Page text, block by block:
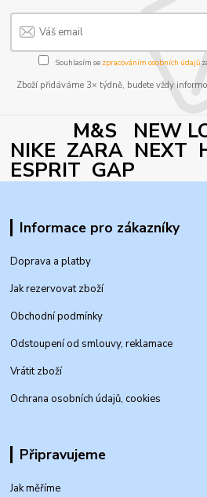
Souhlasím se zpracováním osobních údajů
Zboží přidáváme 3× týdně, budete vždy
M&S NEW
NIKE ZARA NEXT
ESPRIT GAP
Informace pro zákazníky
Doprava a platby
Jak rezervovat zboží
Obchodní podmínky
Odstoupení od smlouvy, reklamace
Vrátit zboží
Ochrana osobních údajů, cookies
Připravujeme
Jak měříme